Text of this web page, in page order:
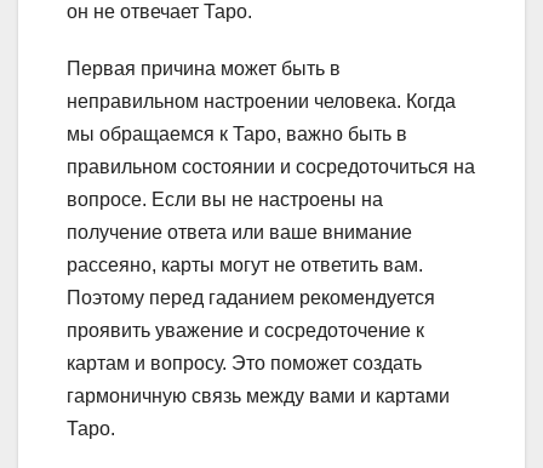
он не отвечает Таро.
Первая причина может быть в
неправильном настроении человека. Когда
мы обращаемся к Таро, важно быть в
правильном состоянии и сосредоточиться на
вопросе. Если вы не настроены на
получение ответа или ваше внимание
рассеяно, карты могут не ответить вам.
Поэтому перед гаданием рекомендуется
проявить уважение и сосредоточение к
картам и вопросу. Это поможет создать
гармоничную связь между вами и картами
Таро.